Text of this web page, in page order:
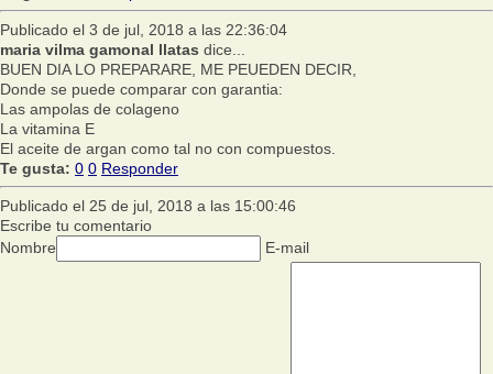
Publicado el 3 de jul, 2018 a las 22:36:04
maria vilma gamonal llatas dice...
BUEN DIA LO PREPARARE, ME PEUEDEN DECIR,
Donde se puede comparar con garantia:
Las ampolas de colageno
La vitamina E
El aceite de argan como tal no con compuestos.
Te gusta: 0 0 Responder
Publicado el 25 de jul, 2018 a las 15:00:46
Escribe tu comentario
Nombre
E-mail